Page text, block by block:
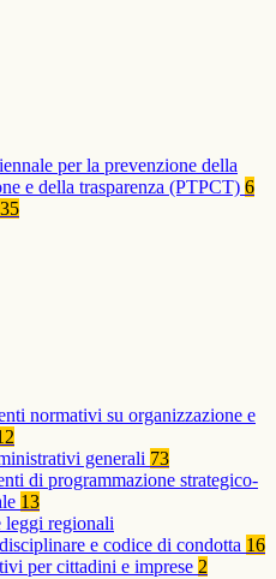
per la prevenzione della
e della trasparenza (PTPCT) 6
normativi su organizzazione e
generali 73
di programmazione strategico-
13
leggi regionali
e codice di condotta 16
per cittadini e imprese 2